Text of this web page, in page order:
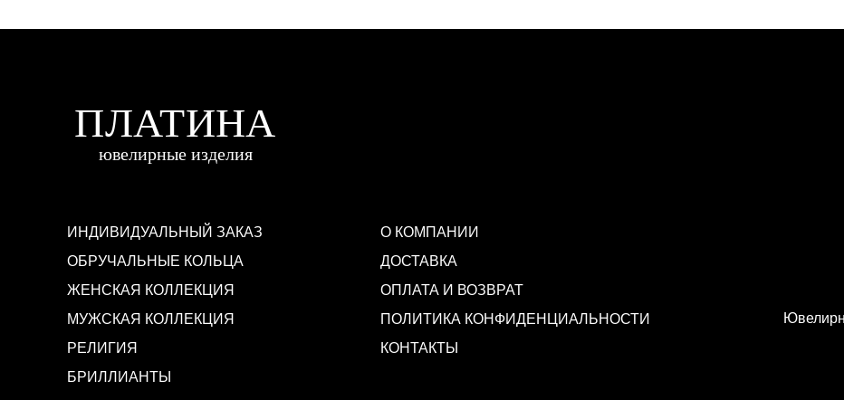
ИНДИВИДУАЛЬНЫЙ ЗАКАЗ
ОБРУЧАЛЬНЫЕ КОЛЬЦА
ЖЕНСКАЯ КОЛЛЕКЦИЯ
МУЖСКАЯ КОЛЛЕКЦИЯ
РЕЛИГИЯ
БРИЛЛИАНТЫ
О КОМПАНИИ
ДОСТАВКА
ОПЛАТА И ВОЗВРАТ
ПОЛИТИКА КОНФИДЕНЦИАЛЬНОСТИ
КОНТАКТЫ